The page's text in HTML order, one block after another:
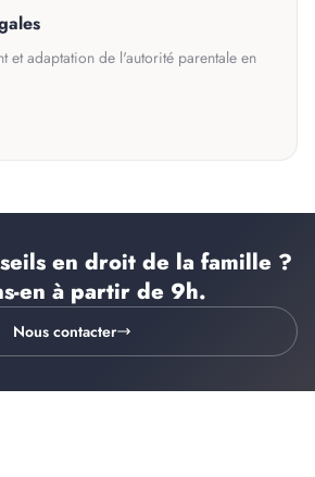
et adaptation de l'autorité parentale en
en droit de la famille ?
en à partir de 9h.
Nous contacter